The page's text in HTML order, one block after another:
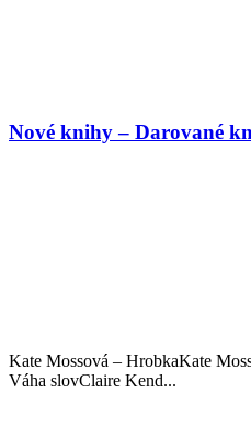
Nové knihy – Darované
Kate Mossová – HrobkaKate
Váha slovClaire Kend...